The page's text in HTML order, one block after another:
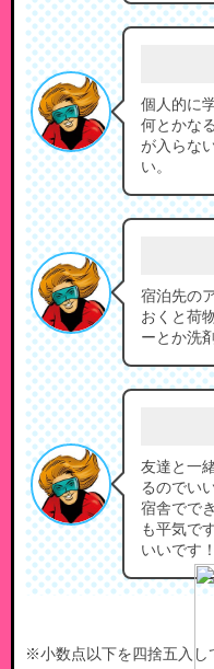
個人的に
何とかな
が入らな
い。
宿泊先の
おくと荷
ーとか洗
友達と一
るのでい
宿舎でで
も平気で
いいです！
※小数点以下を四捨五入し